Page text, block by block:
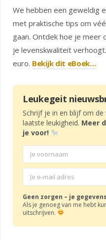
We hebben een geweldig
met praktische tips om
gaan. Ontdek hoe je
je levenskwaliteit
euro. Bekijk dit eBoek…
Leukegeit
Schrijf je in en blijf om
laatste leukigheid. Meer
je voor!
Geen zorgen – je
Als je genoeg van me hebt
uitschrijven.